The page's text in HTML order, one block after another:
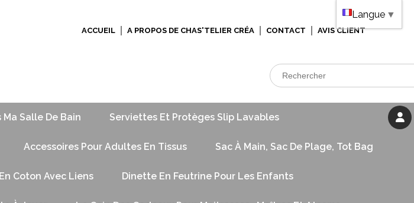
ACCUEIL A PROPOS DE CHAS'TELIER CRÉA CONTACT AVIS CLIENT
Salle De Bain Serviettes Et Protèges Slip Lavables
Accessoires Pour Adultes En Tissus Sac À Main, Sac De Plage, Tot Bag
Coton Avec Liens Dinette En Feutrine Pour Les Enfants
Langue ▼